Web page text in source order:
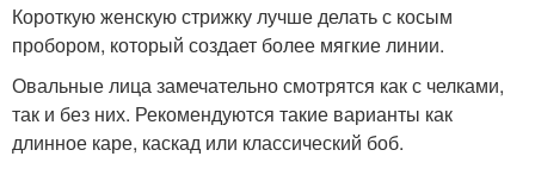
Короткую женскую стрижку лучше делать с косым
пробором, который создает более мягкие линии.
Овальные лица замечательно смотрятся как с челками,
так и без них. Рекомендуются такие варианты как
длинное каре, каскад или классический боб.